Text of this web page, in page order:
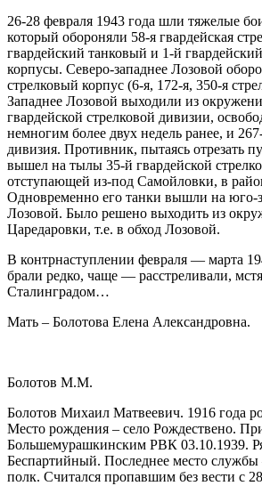
26-28 февраля 1943 года шли тяжелые
который обороняли 58-я гвардейская
гвардейский танковый и 1-й
корпусы. Северо-западнее Лозовой
стрелковый корпус (6-я, 172-я, 350-я
Западнее Лозовой выходили из
гвардейской стрелковой дивизии,
немногим более двух недель ранее, и
дивизия. Противник, пытаясь отрезать
вышел на тылы 35-й гвардейской
отступающей из-под Самойловки, в
Одновременно его танки вышли на юго-
Лозовой. Было решено выходить из
Царедаровки, т.е. в обход Лозовой.
В контрнаступлении февраля — марта
брали редко, чаще — расстреливали,
Сталинградом…
Мать – Болотова Елена Александровна.
Болотов М.М.
Болотов Михаил Матвеевич. 1916 года
Место рождения – село Рождествено.
Большемурашкинским РВК 03.10.1939.
Беспартийный. Последнее место службы
полк. Считался пропавшим без вести с